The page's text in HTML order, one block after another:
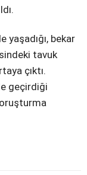
yaşadığı, bekar
tavuk
çıktı.
geçirdiği